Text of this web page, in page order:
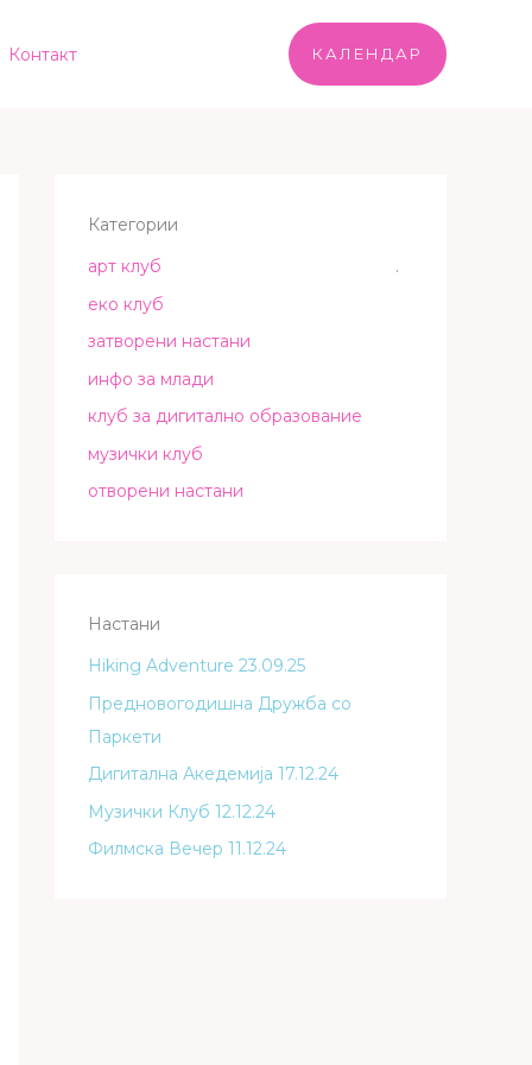
Контакт КАЛЕНДАР
Категории
арт клуб
еко клуб
затворени настани
инфо за млади
клуб за дигитално образование
музички клуб
отворени настани
.
Настани
Hiking Adventure 23.09.25
Предновогодишна Дружба со
Паркети
Дигитална Акедемија 17.12.24
Музички Клуб 12.12.24
Филмска Вечер 11.12.24